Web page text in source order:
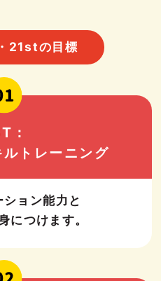
21stの目標
：
トレーニング
ョン能力と
につけます。